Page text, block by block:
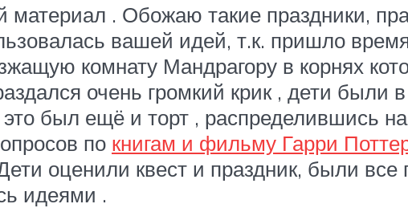
. Обожаю такие праздники,
вашей идей, т.к. пришло
комнату Мандрагору в корнях
очень громкий крик , дети были
был ещё и торт , распределившись
по книгам и фильму Гарри
оценили квест и праздник, были все
идеями .